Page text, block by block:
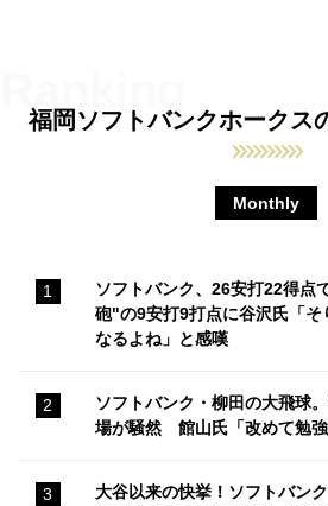
福岡ソフトバンクホークス
Monthly
ソフトバンク、26安打22得
砲"の9安打9打点に谷沢氏「そ
なるよね」と感嘆
ソフトバンク・柳田の大飛球
場が騒然 館山氏「改めて勉強
大谷以来の快挙！ソフトバン